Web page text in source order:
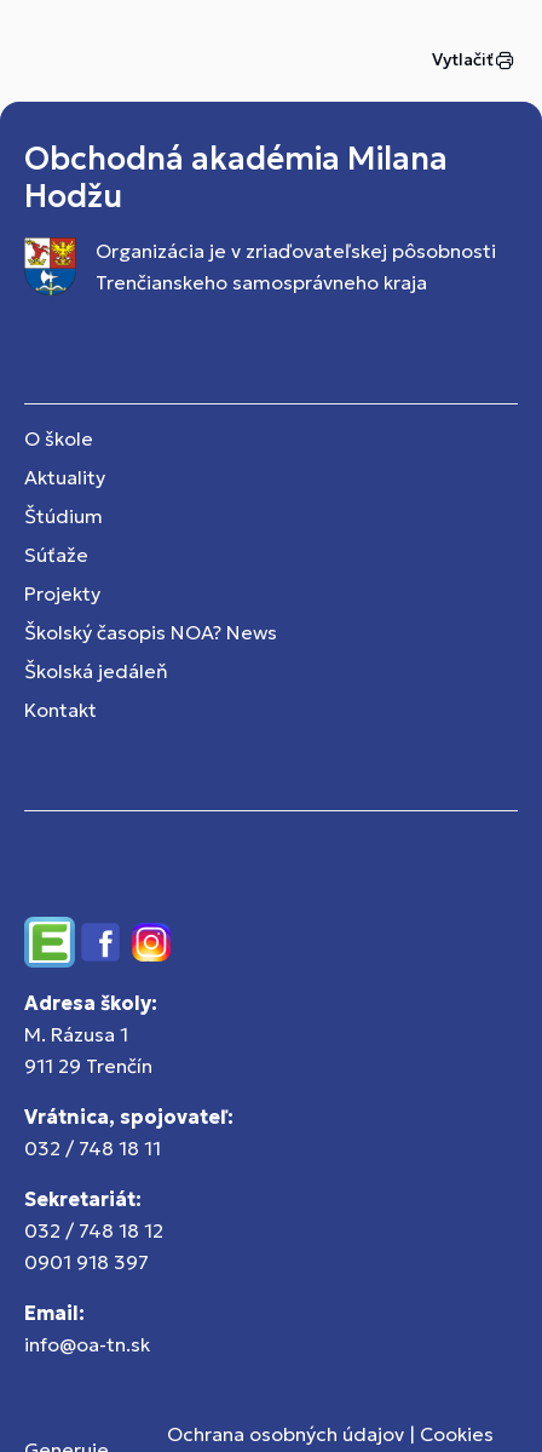
Vytlačiť
Obchodná akadémia Milana
Hodžu
Organizácia je v zriaďovateľskej pôsobnosti
Trenčianskeho samosprávneho kraja
O škole
Aktuality
Štúdium
Súťaže
Projekty
Školský časopis NOA? News
Školská jedáleň
Kontakt
EdupageFacebookInstagram
Adresa školy:
M. Rázusa 1
911 29 Trenčín
Vrátnica, spojovateľ:
032 / 748 18 11
Sekretariát:
032 / 748 18 12
0901 918 397
Email:
info@oa-tn.sk
Ochrana osobných údajov | Cookies